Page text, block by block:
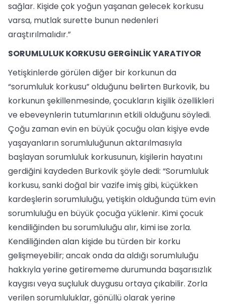
sağlar. Kişide çok yoğun yaşanan gelecek korkusu
varsa, mutlak surette bunun nedenleri
araştırılmalıdır.”
SORUMLULUK KORKUSU GERGİNLİK YARATIYOR
Yetişkinlerde görülen diğer bir korkunun da
“sorumluluk korkusu” olduğunu belirten Burkovik, bu
korkunun şekillenmesinde, çocukların kişilik özellikleri
ve ebeveynlerin tutumlarının etkili olduğunu söyledi.
Çoğu zaman evin en büyük çocuğu olan kişiye evde
yaşayanların sorumluluğunun aktarılmasıyla
başlayan sorumluluk korkusunun, kişilerin hayatını
gerdiğini kaydeden Burkovik şöyle dedi: “Sorumluluk
korkusu, sanki doğal bir vazife imiş gibi, küçükken
kardeşlerin sorumluluğu, yetişkin olduğunda tüm evin
sorumluluğu en büyük çocuğa yüklenir. Kimi çocuk
kendiliğinden bu sorumluluğu alır, kimi ise zorla.
Kendiliğinden alan kişide bu türden bir korku
gelişmeyebilir; ancak onda da aldığı sorumluluğu
hakkıyla yerine getirememe durumunda başarısızlık
kaygısı veya suçluluk duygusu ortaya çıkabilir. Zorla
verilen sorumluluklar, gönüllü olarak yerine